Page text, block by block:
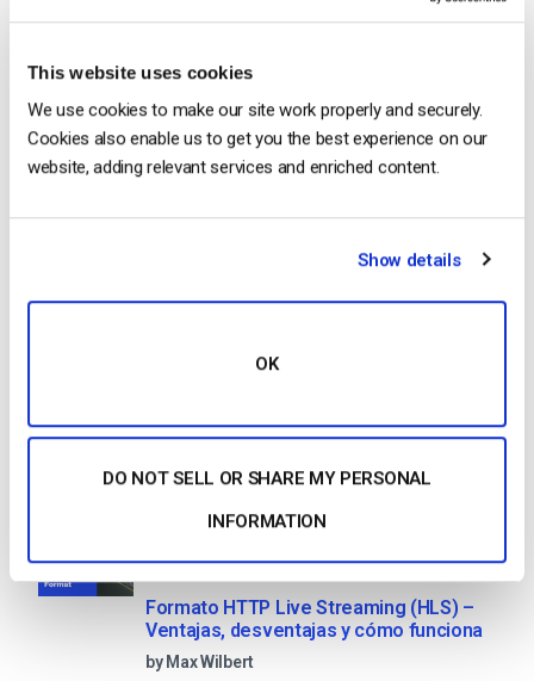
This website uses cookies
We use cookies to make our site work properly and securely.
Cookies also enable us to get you the best experience on our
website, adding relevant services and enriched content.
Show details
OK
DO NOT SELL OR SHARE MY PERSONAL
INFORMATION
CONTINUAR LEYENDO→
Formato HTTP Live Streaming (HLS) –
Ventajas, desventajas y cómo funciona
by Max Wilbert